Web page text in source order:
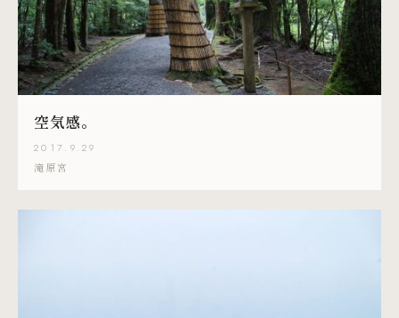
空気感。
2017.9.29
滝原宮